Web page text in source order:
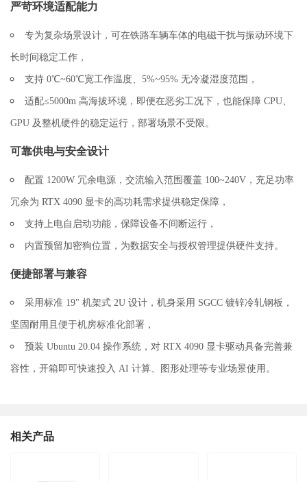
严苛环境适配能力
专为复杂场景设计，可在铁路车辆车体的电磁干扰与振动环境下
长时间稳定工作，
支持 0℃~60℃宽工作温度、5%~95% 无冷凝湿度范围，
适配≤5000m 高海拔环境，即便在恶劣工况下，也能保障 CPU、
GPU 及整机硬件的稳定运行，部署场景不受限。
可靠供电与安全设计
配置 1200W 冗余电源，交流输入范围覆盖 100~240V，充足功率
冗余为 RTX 4090 显卡的高功耗需求提供稳定保障，
支持上电自启动功能，保障设备不间断运行，
内置预留加密狗位置，为数据安全与授权管理提供硬件支持。
便捷部署与兼容
采用标准 19" 机架式 2U 设计，机身采用 SGCC 镀锌冷轧钢板，
坚固耐用且便于机房标准化部署，
预装 Ubuntu 20.04 操作系统，对 RTX 4090 显卡驱动具备完善兼
容性，开箱即可快速投入 AI 计算、图形处理等专业场景使用。
相关产品